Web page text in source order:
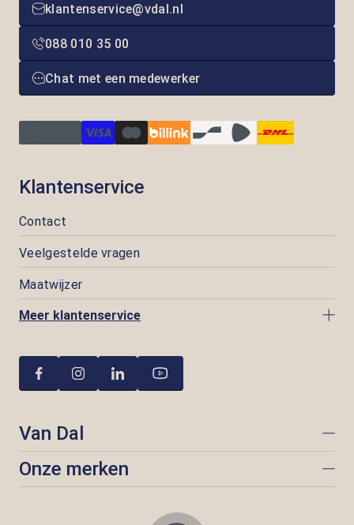
klantenservice@vdal.nl
088 010 35 00
Chat met een medewerker
Klantenservice
Contact
Veelgestelde vragen
Maatwijzer
Meer klantenservice
Van Dal
Onze merken